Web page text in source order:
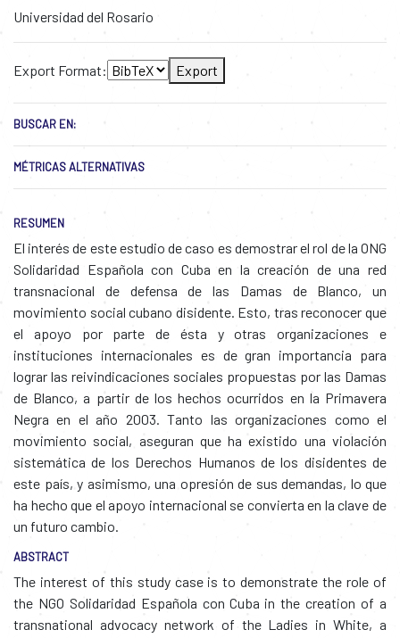
Universidad del Rosario
Export Format: Export
BUSCAR EN:
MÉTRICAS ALTERNATIVAS
RESUMEN
El interés de este estudio de caso es demostrar el rol de la ONG
Solidaridad Española con Cuba en la creación de una red
transnacional de defensa de las Damas de Blanco, un
movimiento social cubano disidente. Esto, tras reconocer que
el apoyo por parte de ésta y otras organizaciones e
instituciones internacionales es de gran importancia para
lograr las reivindicaciones sociales propuestas por las Damas
de Blanco, a partir de los hechos ocurridos en la Primavera
Negra en el año 2003. Tanto las organizaciones como el
movimiento social, aseguran que ha existido una violación
sistemática de los Derechos Humanos de los disidentes de
este país, y asimismo, una opresión de sus demandas, lo que
ha hecho que el apoyo internacional se convierta en la clave de
un futuro cambio.
ABSTRACT
The interest of this study case is to demonstrate the role of
the NGO Solidaridad Española con Cuba in the creation of a
transnational advocacy network of the Ladies in White, a